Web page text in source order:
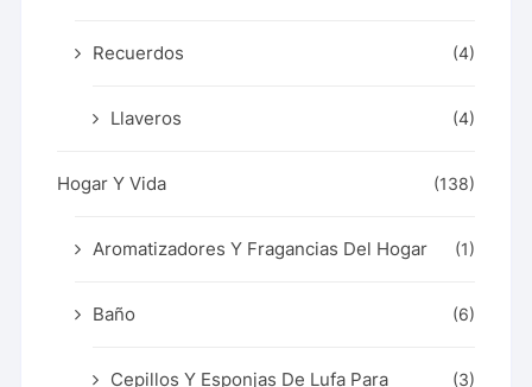
Recuerdos (4)
Llaveros (4)
Hogar Y Vida (138)
Aromatizadores Y Fragancias Del Hogar (1)
Baño (6)
Cepillos Y Esponjas De Lufa Para (3)